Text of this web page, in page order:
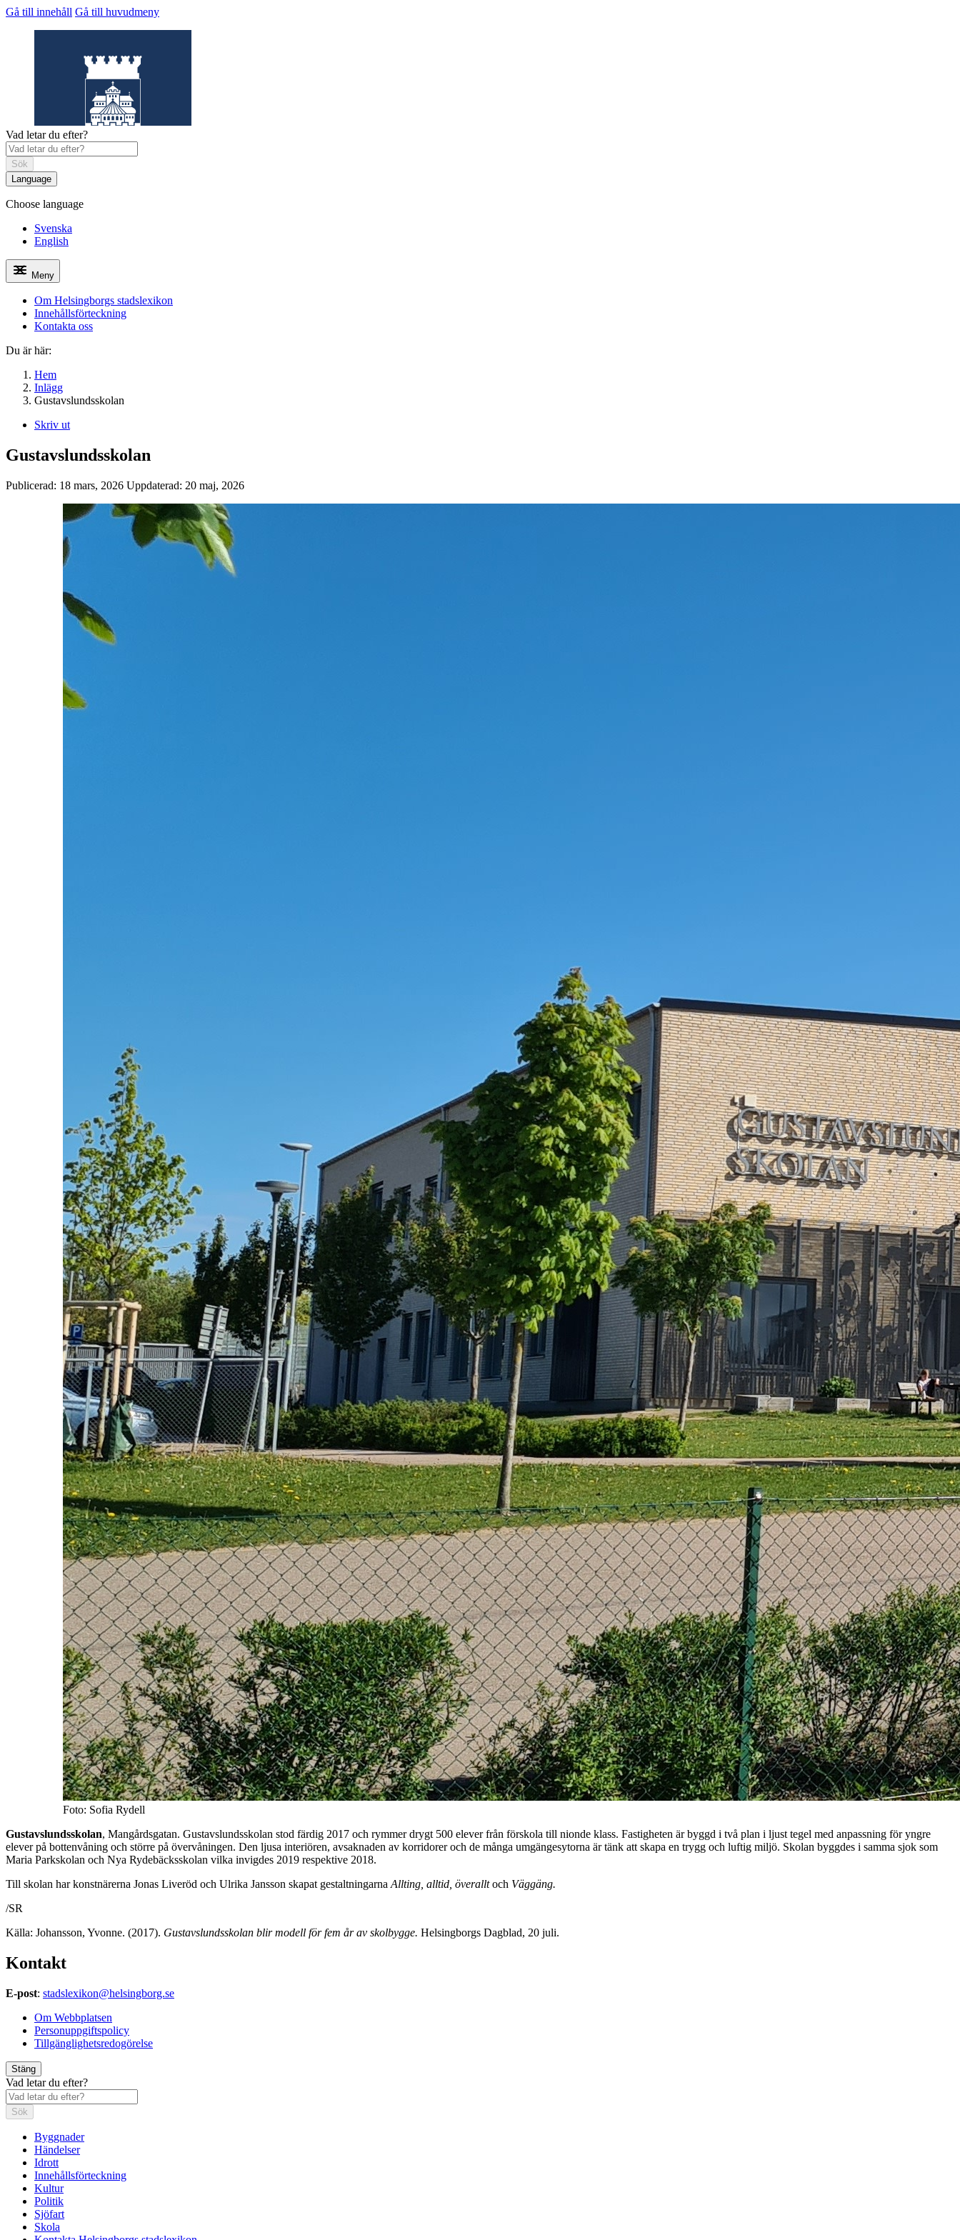
Gå till innehåll Gå till huvudmeny
Helsingborgs stadslexikon
Vad letar du efter?
Sök
Language
Choose language
Svenska
English
Meny
Om Helsingborgs stadslexikon
Innehållsförteckning
Kontakta oss
Du är här:
Hem
Inlägg
Gustavslundsskolan
Skriv ut
Gustavslundsskolan
Publicerad: 18 mars, 2026 Uppdaterad: 20 maj, 2026
Foto: Sofia Rydell
Gustavslundsskolan, Mangårdsgatan. Gustavslundsskolan stod färdig 2017 och rymmer drygt 500 elever från förskola till nionde klass. Fastigheten är byggd i två plan i ljust tegel med anpassning för yngre
elever på bottenvåning och större på övervåningen. Den ljusa interiören, avsaknaden av korridorer och de många umgängesytorna är tänk att skapa en trygg och luftig miljö. Skolan byggdes i samma sjok som
Maria Parkskolan och Nya Rydebäcksskolan vilka invigdes 2019 respektive 2018.
Till skolan har konstnärerna Jonas Liveröd och Ulrika Jansson skapat gestaltningarna Allting, alltid, överalltoch Väggäng.
/SR
Källa: Johansson, Yvonne. (2017). Gustavslundsskolan blir modell för fem år av skolbygge. Helsingborgs Dagblad, 20 juli.
Kontakt
E-post: stadslexikon@helsingborg.se
Om Webbplatsen
Personuppgiftspolicy
Tillgänglighetsredogörelse
Stäng
Vad letar du efter?
Sök
Byggnader
Händelser
Idrott
Innehållsförteckning
Kultur
Politik
Sjöfart
Skola